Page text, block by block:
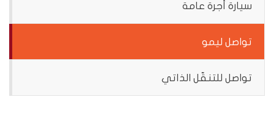
سيارة أجرة عامة
تواصل ليمو
تواصل للتنقّل الذاتي